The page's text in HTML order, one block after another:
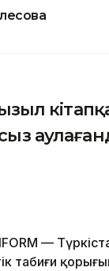
—
табиғи